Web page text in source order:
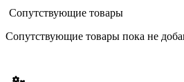
Сопутствующие товары
Сопутствующие товары пока не